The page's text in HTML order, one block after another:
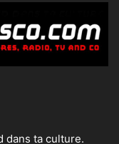
dans ta culture.